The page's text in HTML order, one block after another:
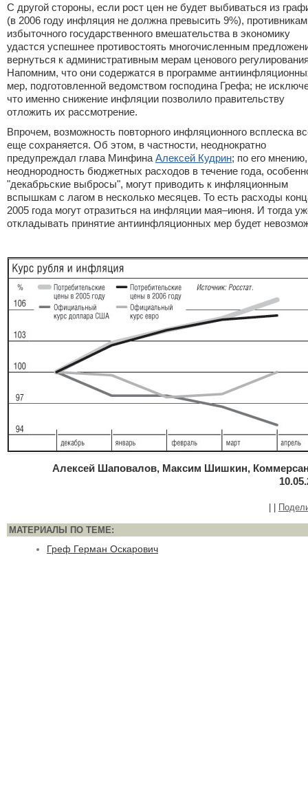
С другой стороны, если рост цен не будет выбиваться из
(в 2006 году инфляция не должна превысить 9%), противникам
избыточного государственного вмешательства в экономику
удастся успешнее противостоять многочисленным
вернуться к административным мерам ценового
Напомним, что они содержатся в программе
мер, подготовленной ведомством господина Грефа; не
что именно снижение инфляции позволило правительству
отложить их рассмотрение.
Впрочем, возможность повторного инфляционного всплеска
еще сохраняется. Об этом, в частности, неоднократно
предупреждал глава Минфина Алексей Кудрин; по его мнению,
неоднородность бюджетных расходов в течение года,
"декабрьские выбросы", могут приводить к инфляционным
вспышкам с лагом в несколько месяцев. То есть расходы
2005 года могут отразиться на инфляции мая–июня. И тогда
откладывать принятие антиинфляционных мер будет
Алексей Шаповалов, Максим Шишкин,
| |
МАТЕРИАЛЫ ПО ТЕМЕ:
Греф Герман Оскарович